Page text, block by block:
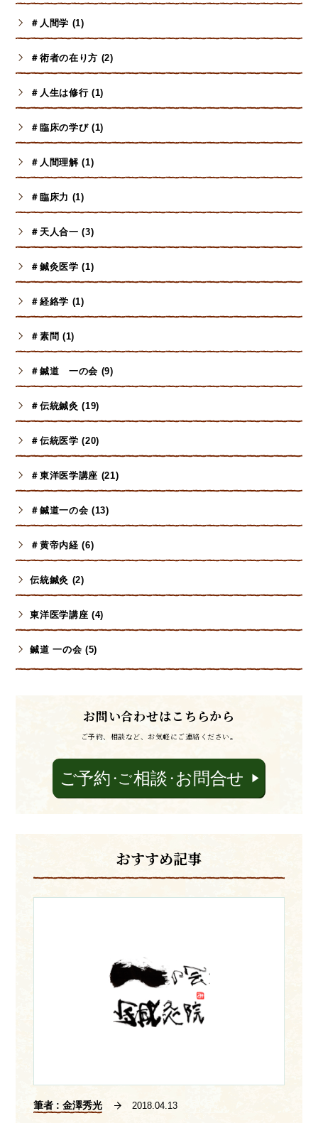
＃人間学 (1)
＃術者の在り方 (2)
＃人生は修行 (1)
＃臨床の学び (1)
＃人間理解 (1)
＃臨床力 (1)
＃天人合一 (3)
＃鍼灸医学 (1)
＃経絡学 (1)
＃素問 (1)
＃鍼道 一の会 (9)
＃伝統鍼灸 (19)
＃伝統医学 (20)
＃東洋医学講座 (21)
＃鍼道一の会 (13)
＃黄帝内経 (6)
伝統鍼灸 (2)
東洋医学講座 (4)
鍼道 一の会 (5)
お問い合わせはこちらから
ご予約、相談など、お気軽にご連絡ください。
おすすめ記事
筆者 : 金澤秀光 2018.04.13